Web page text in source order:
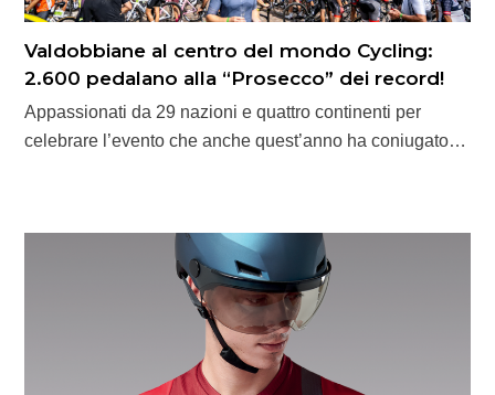
Valdobbiane al centro del mondo Cycling:
2.600 pedalano alla “Prosecco” dei record!
Appassionati da 29 nazioni e quattro continenti per
celebrare l’evento che anche quest’anno ha coniugato…